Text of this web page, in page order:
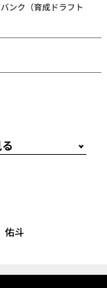
ンク（育成ドラフト
斗